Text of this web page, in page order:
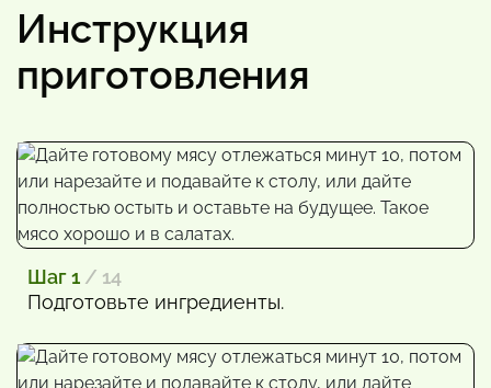
Инструкция
приготовления
Шаг 1 / 14
Подготовьте ингредиенты.